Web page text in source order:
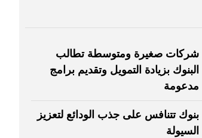
شركات صغيرة ومتوسطة تطالب
البنوك بزيادة التمويل وتقديم برامج
مدعومة
بنوك تتنافس على جذب الودائع لتعزيز
السيولة